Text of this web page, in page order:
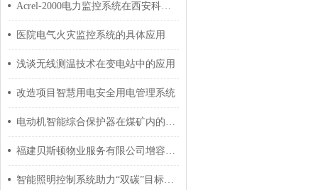
Acrel-2000电力监控系统在西安科技大学中心配电室的应用
医院电气火灾监控系统的具体应用
浅谈无线测温技术在变电站中的应用
改造项目智慧用电安全用电管理系统
电动机智能综合保护器在煤矿内的应用分析 安科瑞 许敏
福建贝斯顿物业服务有限公司增容供配电工程电力监控系统项目的设计与应用
智能照明控制系统助力“双碳”目标解决方案